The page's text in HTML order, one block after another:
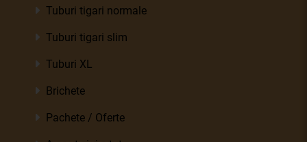
Tuburi tigari normale
Tuburi tigari slim
Tuburi XL
Brichete
Pachete / Oferte